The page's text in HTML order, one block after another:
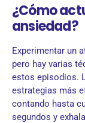
¿Cómo
ansiedad?
Experimentar un
pero hay varias
estos episodios.
estrategias más
contando hasta
segundos y